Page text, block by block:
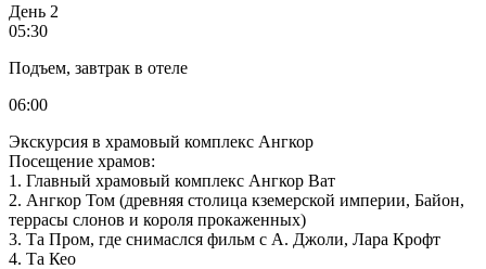
День 2
05:30
Подъем, завтрак в отеле
06:00
Экскурсия в храмовый комплекс Ангкор
Посещение храмов:
1. Главный храмовый комплекс Ангкор Ват
2. Ангкор Том (древняя столица кземерской империи, Байон,
террасы слонов и короля прокаженных)
3. Та Пром, где снимаслся фильм с А. Джоли, Лара Крофт
4. Та Кео